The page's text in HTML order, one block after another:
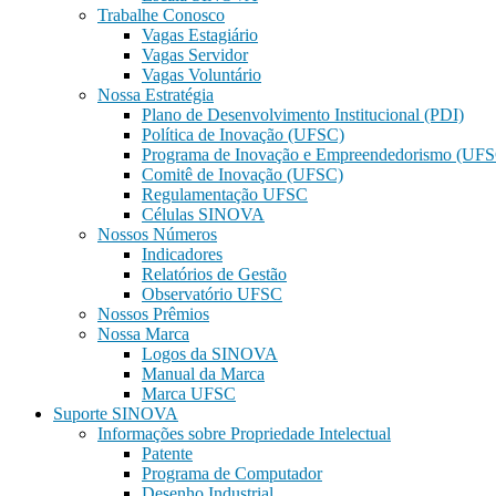
Trabalhe Conosco
Vagas Estagiário
Vagas Servidor
Vagas Voluntário
Nossa Estratégia
Plano de Desenvolvimento Institucional (PDI)
Política de Inovação (UFSC)
Programa de Inovação e Empreendedorismo
Comitê de Inovação (UFSC)
Regulamentação UFSC
Células SINOVA
Nossos Números
Indicadores
Relatórios de Gestão
Observatório UFSC
Nossos Prêmios
Nossa Marca
Logos da SINOVA
Manual da Marca
Marca UFSC
Suporte SINOVA
Informações sobre Propriedade Intelectual
Patente
Programa de Computador